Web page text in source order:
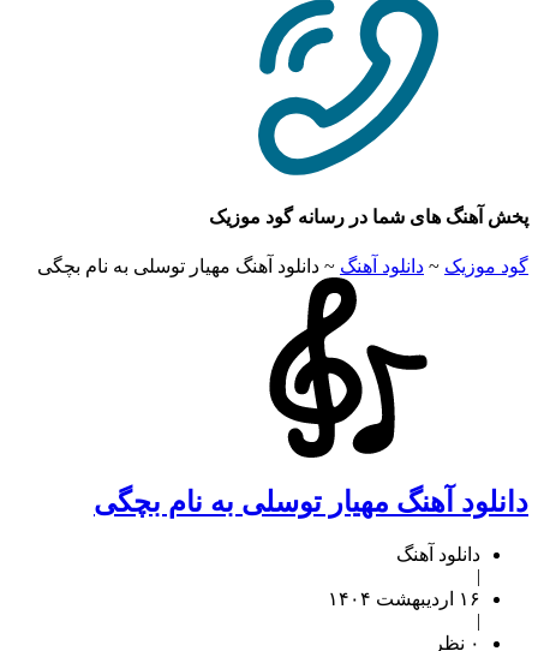
های شما در رسانه گود موزیک
~دانلود آهنگ~دانلود آهنگ مهیار توسلی به نام بچگی
آهنگ مهیار توسلی به نام بچگی
دانلود آهنگ